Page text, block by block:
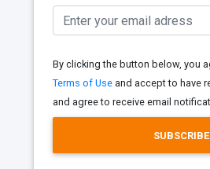
By clicking the button below, you
Terms of Use and accept to have
and agree to receive email
SUBSCRIBE